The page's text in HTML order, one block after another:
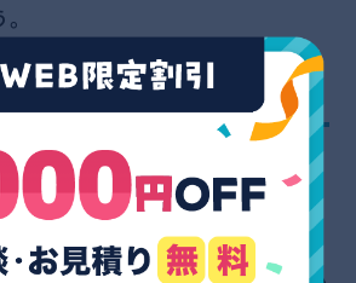
要素は、処分する荷物の量で